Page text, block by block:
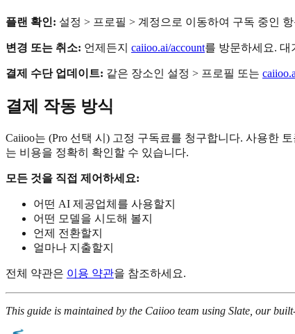
플랜 확인: 설정 > 프로필 > 계정으로 이동하여 구독 중인
변경 또는 취소: 언제든지 caiioo.ai/account를 방문하세요. 대
결제 수단 업데이트: 같은 장소인 설정 > 프로필 또는
결제 작동 방식
Caiioo는 (Pro 선택 시) 고정 구독료를 청구합니다. 사용한
는 비용을 정확히 확인할 수 있습니다.
모든 것을 직접 제어하세요:
어떤 AI 제공업체를 사용할지
어떤 모델을 시도해 볼지
언제 전환할지
얼마나 지출할지
전체 약관은 이용 약관을 참조하세요.
This guide is maintained by the Caiioo team using Slate, our